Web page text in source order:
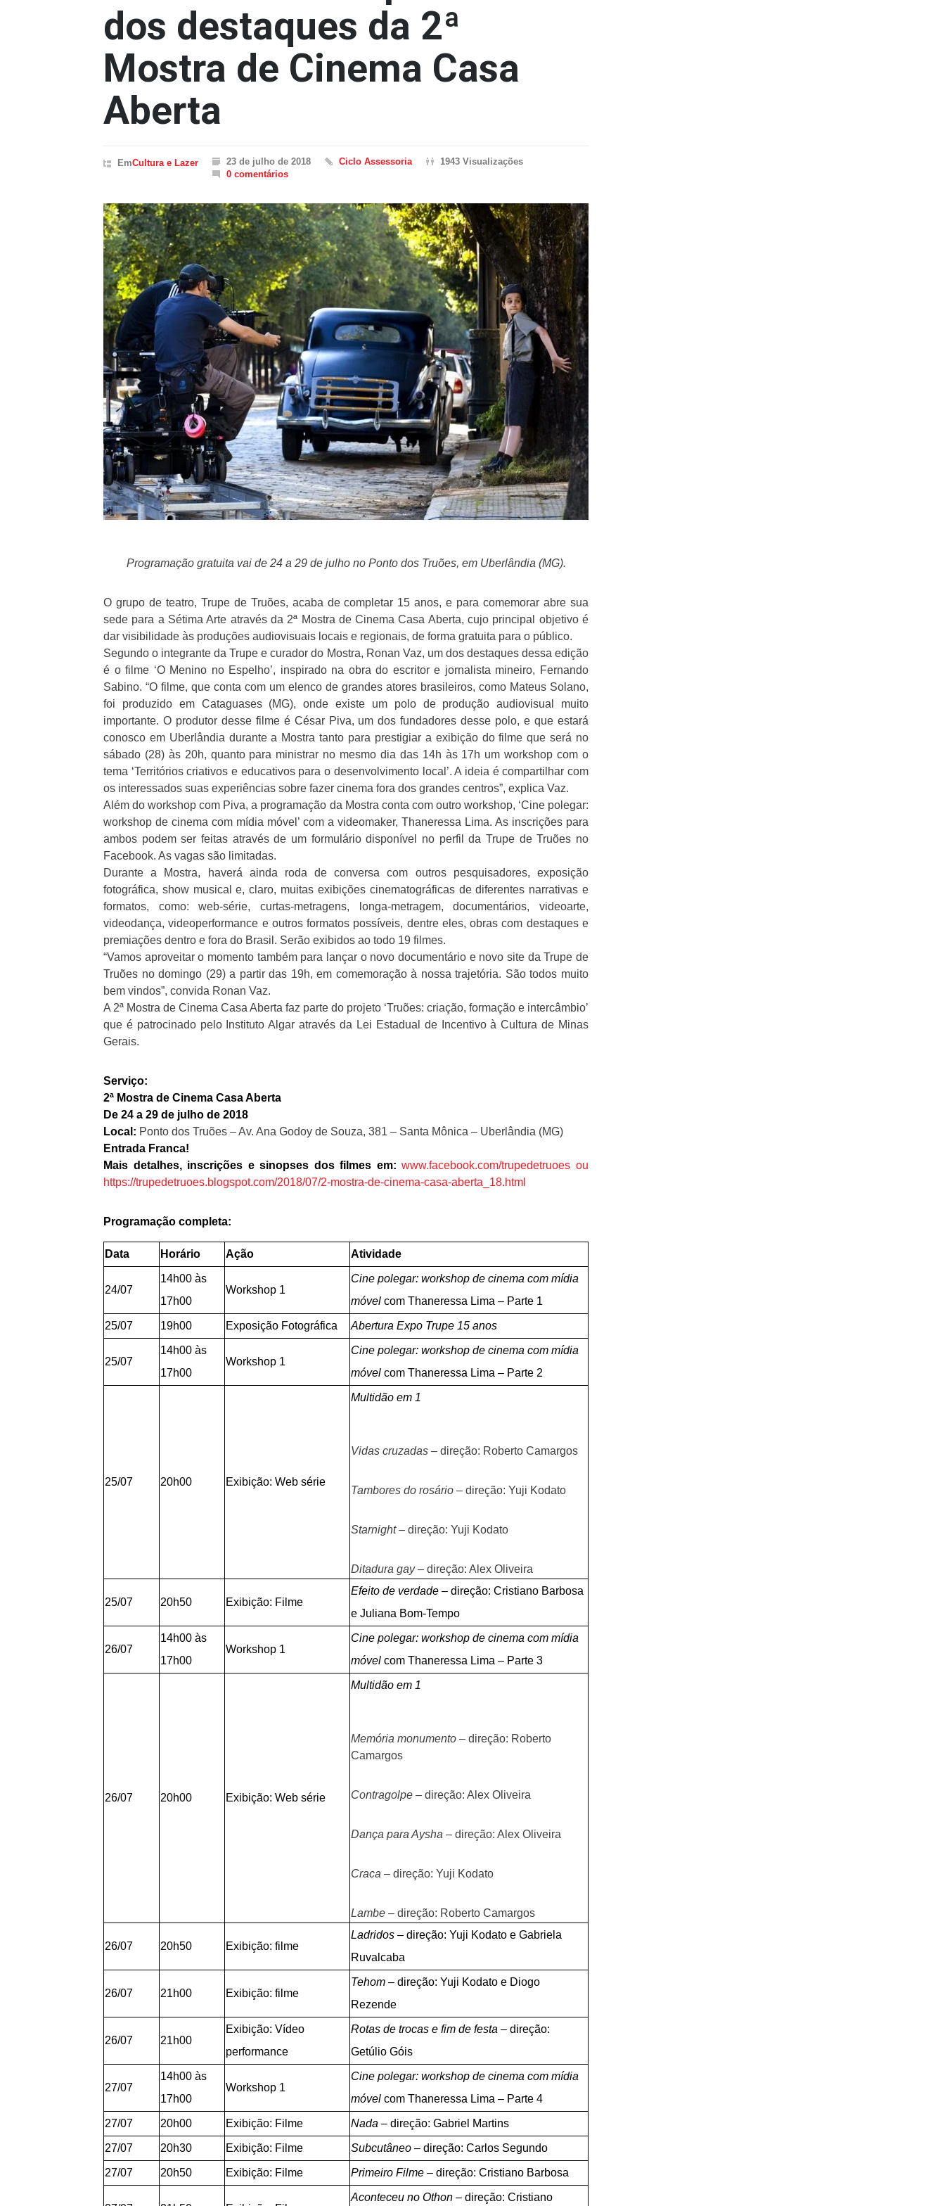
dos destaques da 2ª
Mostra de Cinema Casa
Aberta
EmCultura e Lazer 23 de julho de 2018 Ciclo Assessoria
1943 Visualizações
0 comentários
Programação gratuita vai de 24 a 29 de julho no Ponto dos Truões, em Uberlândia (MG).
O grupo de teatro, Trupe de Truões, acaba de completar 15 anos, e para comemorar abre sua
sede para a Sétima Arte através da 2ª Mostra de Cinema Casa Aberta, cujo principal objetivo é
dar visibilidade às produções audiovisuais locais e regionais, de forma gratuita para o público.
Segundo o integrante da Trupe e curador do Mostra, Ronan Vaz, um dos destaques dessa edição
é o filme ‘O Menino no Espelho’, inspirado na obra do escritor e jornalista mineiro, Fernando
Sabino. “O filme, que conta com um elenco de grandes atores brasileiros, como Mateus Solano,
foi produzido em Cataguases (MG), onde existe um polo de produção audiovisual muito
importante. O produtor desse filme é César Piva, um dos fundadores desse polo, e que estará
conosco em Uberlândia durante a Mostra tanto para prestigiar a exibição do filme que será no
sábado (28) às 20h, quanto para ministrar no mesmo dia das 14h às 17h um workshop com o
tema ‘Territórios criativos e educativos para o desenvolvimento local’. A ideia é compartilhar com
os interessados suas experiências sobre fazer cinema fora dos grandes centros”, explica Vaz.
Além do workshop com Piva, a programação da Mostra conta com outro workshop, ‘Cine polegar:
workshop de cinema com mídia móvel’ com a videomaker, Thaneressa Lima. As inscrições para
ambos podem ser feitas através de um formulário disponível no perfil da Trupe de Truões no
Facebook. As vagas são limitadas.
Durante a Mostra, haverá ainda roda de conversa com outros pesquisadores, exposição
fotográfica, show musical e, claro, muitas exibições cinematográficas de diferentes narrativas e
formatos, como: web-série, curtas-metragens, longa-metragem, documentários, videoarte,
videodança, videoperformance e outros formatos possíveis, dentre eles, obras com destaques e
premiações dentro e fora do Brasil. Serão exibidos ao todo 19 filmes.
“Vamos aproveitar o momento também para lançar o novo documentário e novo site da Trupe de
Truões no domingo (29) a partir das 19h, em comemoração à nossa trajetória. São todos muito
bem vindos”, convida Ronan Vaz.
A 2ª Mostra de Cinema Casa Aberta faz parte do projeto ‘Truões: criação, formação e intercâmbio’
que é patrocinado pelo Instituto Algar através da Lei Estadual de Incentivo à Cultura de Minas
Gerais.
Serviço:
2ª Mostra de Cinema Casa Aberta
De 24 a 29 de julho de 2018
Local: Ponto dos Truões – Av. Ana Godoy de Souza, 381 – Santa Mônica – Uberlândia (MG)
Entrada Franca!
Mais detalhes, inscrições e sinopses dos filmes em: www.facebook.com/trupedetruoes ou
https://trupedetruoes.blogspot.com/2018/07/2-mostra-de-cinema-casa-aberta_18.html
Programação completa:
Data Horário Ação Atividade
24/07
14h00 às
17h00
Workshop 1
Cine polegar: workshop de cinema com mídia
móvel com Thaneressa Lima – Parte 1
25/07 19h00 Exposição Fotográfica Abertura Expo Trupe 15 anos
25/07
14h00 às
17h00
Workshop 1
Cine polegar: workshop de cinema com mídia
móvel com Thaneressa Lima – Parte 2
25/07 20h00 Exibição: Web série
Multidão em 1
Vidas cruzadas – direção: Roberto Camargos
Tambores do rosário – direção: Yuji Kodato
Starnight– direção: Yuji Kodato
Ditadura gay– direção: Alex Oliveira
25/07 20h50 Exibição: Filme
Efeito de verdade – direção: Cristiano Barbosa
e Juliana Bom-Tempo
26/07
14h00 às
17h00
Workshop 1
Cine polegar: workshop de cinema com mídia
móvel com Thaneressa Lima – Parte 3
26/07 20h00 Exibição: Web série
Multidão em 1
Memória monumento – direção: Roberto
Camargos
Contragolpe – direção: Alex Oliveira
Dança para Aysha – direção: Alex Oliveira
Craca – direção: Yuji Kodato
Lambe – direção: Roberto Camargos
26/07 20h50 Exibição: filme
Ladridos – direção: Yuji Kodato e Gabriela
Ruvalcaba
26/07 21h00 Exibição: filme
Tehom – direção: Yuji Kodato e Diogo
Rezende
26/07 21h00
Exibição: Vídeo
performance
Rotas de trocas e fim de festa – direção:
Getúlio Góis
27/07
14h00 às
17h00
Workshop 1
Cine polegar: workshop de cinema com mídia
móvel com Thaneressa Lima – Parte 4
27/07 20h00 Exibição: Filme Nada – direção: Gabriel Martins
27/07 20h30 Exibição: Filme Subcutâneo – direção: Carlos Segundo
27/07 20h50 Exibição: Filme Primeiro Filme – direção: Cristiano Barbosa
Aconteceu no Othon – direção: Cristiano